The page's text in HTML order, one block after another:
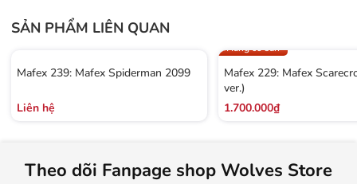
SẢN PHẨM LIÊN QUAN
Mafex 239: Mafex Spiderman 2099
Liên hệ
Hàng có sẵn
Mafex 229: Mafex
ver.)
1.700.000₫
Theo dõi Fanpage shop Wolves Store